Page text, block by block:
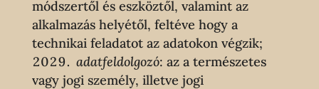
módszertől és eszköztől, valamint az
alkalmazás helyétől, feltéve hogy a
technikai feladatot az adatokon végzik;
adatfeldolgozó: az a természetes
vagy jogi személy, illetve jogi